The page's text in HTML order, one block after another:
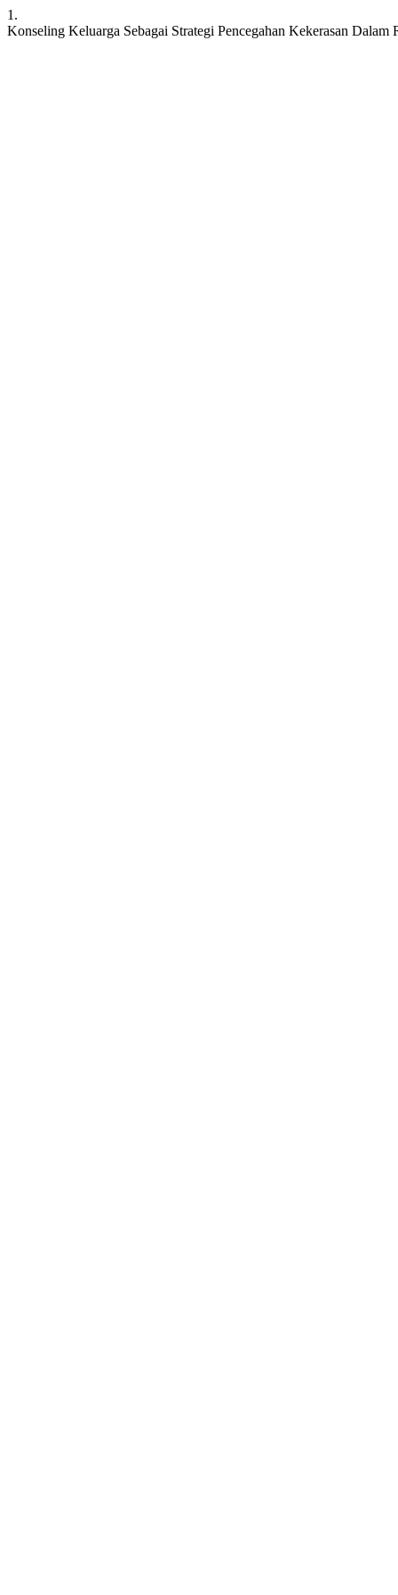
1.
Konseling Keluarga Sebagai Strategi Pencegahan Kekerasan Dalam